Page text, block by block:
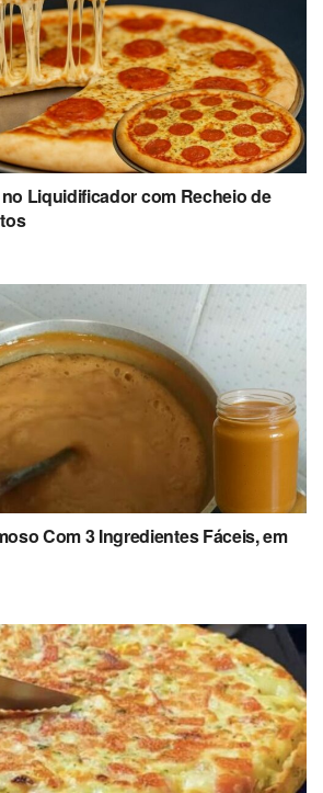
Liquidificador com Recheio de
Com 3 Ingredientes Fáceis, em